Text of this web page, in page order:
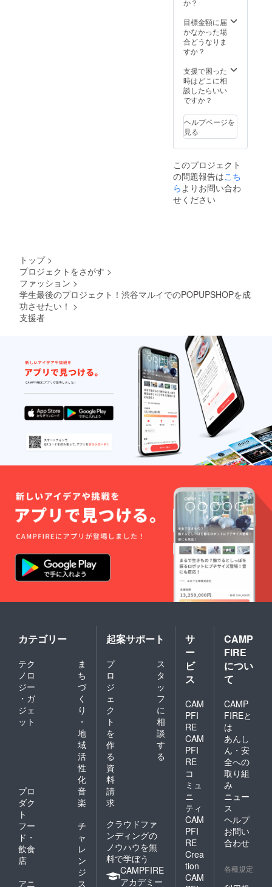
とのコ
ラボ商
品は在
庫に限
ります
のでそ
の場合
セレク
セサ
リーの
リター
ンにな
のでご
了承下
さい。
目標金額に届
かなかった場
合どうなりま
すか？
支援で困った
時はどこに相
談したらいい
ですか？
ヘルプページを
見る
このプロジェクト
の問題報告はこち
ら よりお問い合わ
せください
トップ >
プロジェクトをさがす >
ファッション >
学生最後のプロジェクト！渋谷マルイでのPOPUPSHOPを成
功させたい！ >
支援者
カテゴリー
テク
ノロ
ジー
・ガ
ジェ
ット
ま
ち
づ
く
り
・
地
域
活
性
化
プロ
ダク
ト
音
楽
フー
ド・
飲食
店
チ
ャ
レ
ン
ジ
アニ
ス
起案サポート
プ
ロ
ジ
ェ
ク
ト
を
作
る
ス
タ
ッ
フ
に
相
談
す
る
資
料
請
求
クラウドファ
ンディングの
ノウハウを無
料で学ぼう
CAMPFIRE
アカデミー
サ
ー
ビ
ス
CAM
PFI
RE
CAM
PFI
RE
コ
ミュ
ニ
ティ
CAM
PFI
RE
Crea
tion
CAM
CAMP
FIRE
につい
て
CAMP
FIREと
は
あんし
ん・安
全への
取り組
み
ニュー
ス
ヘルプ
お問い
合わせ
各種規定